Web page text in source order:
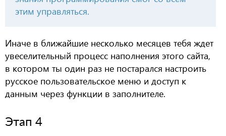
этим управляться.
Иначе в ближайшие несколько месяцев тебя ждет
увеселительный процесс наполнения этого сайта,
в котором ты один раз не постарался настроить
русское пользовательское меню и доступ к
данным через функции в заполнителе.
Этап 4